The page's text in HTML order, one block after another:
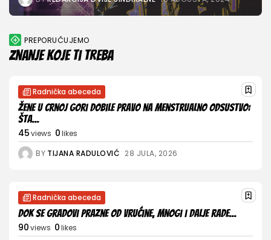
PREPORUČUJEMO
Znanje koje ti treba
Radnička abeceda
Žene u Crnoj Gori dobile pravo na menstrualno odsustvo:
Šta...
45views 0likes
BY TIJANA RADULOVIĆ 28 JULA, 2026
Radnička abeceda
Dok se gradovi prazne od vrućine, mnogi i dalje rade...
90views 0likes